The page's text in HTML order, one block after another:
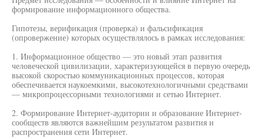
формирование информационного общества.
Гипотезы, верификация (проверка) и фальсификация
(опровержение) которых осуществлялось в рамках исследования:
1. Информационное общество — это новый этап развития
человеческой цивилизации, характеризующейся в первую очередь
высокой скоростью коммуникационных процессов, которая
обеспечивается наукоемкими, высокотехнологичными средствами
— микропроцессорными технологиями и сетью Интернет.
2. Формирование Интернет-аудитории и образование Интернет-
сообществ являются важнейшим результатом развития и
распространения сети Интернет.